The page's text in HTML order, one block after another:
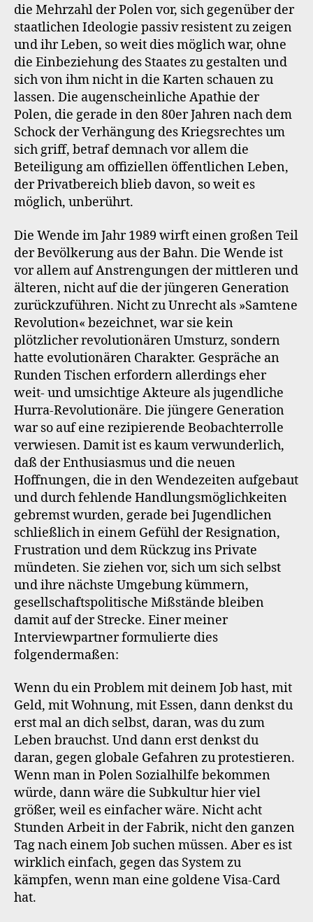
die Mehrzahl der Polen vor, sich gegenüber der
staatlichen Ideologie passiv resistent zu zeigen
und ihr Leben, so weit dies möglich war, ohne
die Einbeziehung des Staates zu gestalten und
sich von ihm nicht in die Karten schauen zu
lassen. Die augenscheinliche Apathie der
Polen, die gerade in den 80er Jahren nach dem
Schock der Verhängung des Kriegsrechtes um
sich griff, betraf demnach vor allem die
Beteiligung am offiziellen öffentlichen Leben,
der Privatbereich blieb davon, so weit es
möglich, unberührt.
Die Wende im Jahr 1989 wirft einen großen Teil
der Bevölkerung aus der Bahn. Die Wende ist
vor allem auf Anstrengungen der mittleren und
älteren, nicht auf die der jüngeren Generation
zurückzuführen. Nicht zu Unrecht als »Samtene
Revolution« bezeichnet, war sie kein
plötzlicher revolutionären Umsturz, sondern
hatte evolutionären Charakter. Gespräche an
Runden Tischen erfordern allerdings eher
weit- und umsichtige Akteure als jugendliche
Hurra-Revolutionäre. Die jüngere Generation
war so auf eine rezipierende Beobachterrolle
verwiesen. Damit ist es kaum verwunderlich,
daß der Enthusiasmus und die neuen
Hoffnungen, die in den Wendezeiten aufgebaut
und durch fehlende Handlungsmöglichkeiten
gebremst wurden, gerade bei Jugendlichen
schließlich in einem Gefühl der Resignation,
Frustration und dem Rückzug ins Private
mündeten. Sie ziehen vor, sich um sich selbst
und ihre nächste Umgebung kümmern,
gesellschaftspolitische Mißstände bleiben
damit auf der Strecke. Einer meiner
Interviewpartner formulierte dies
folgendermaßen:
Wenn du ein Problem mit deinem Job hast, mit
Geld, mit Wohnung, mit Essen, dann denkst du
erst mal an dich selbst, daran, was du zum
Leben brauchst. Und dann erst denkst du
daran, gegen globale Gefahren zu protestieren.
Wenn man in Polen Sozialhilfe bekommen
würde, dann wäre die Subkultur hier viel
größer, weil es einfacher wäre. Nicht acht
Stunden Arbeit in der Fabrik, nicht den ganzen
Tag nach einem Job suchen müssen. Aber es ist
wirklich einfach, gegen das System zu
kämpfen, wenn man eine goldene Visa-Card
hat.